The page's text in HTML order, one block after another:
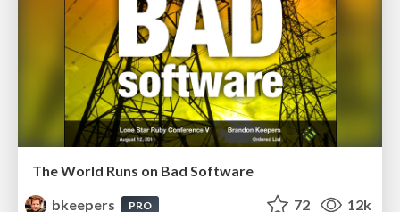
The World Runs on Bad Software
bkeepers
PRO 72 12k